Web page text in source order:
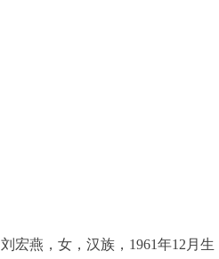
刘宏燕，女，汉族，1961年12月